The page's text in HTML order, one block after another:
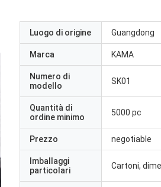
Luogo di origine Guangdong
Marca KAMA
Numero di
modello
SK01
Quantità di
ordine minimo
5000 pc
Prezzo negotiable
Imballaggi
particolari
Cartoni,